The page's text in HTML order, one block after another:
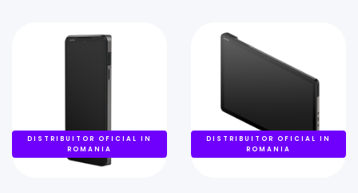
DISTRIBUITOR OFICIAL IN
ROMANIA
DISTRIBUITOR OFICIAL IN
ROMANIA